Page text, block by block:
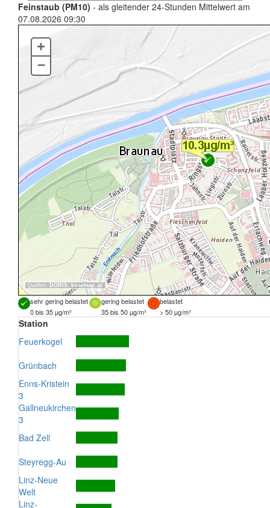
Feinstaub (PM10) - als gleitender 24-Stunden Mittelwert am
07.08.2026 09:30
Quellen: DORIS, basemap.at
+
–
sehr gering belastet gering belastet
belastet
0 bis 35 µg/m³
35 bis 50 µg/m³ > 50 µg/m³
Station
Feuerkogel
Grünbach
Enns-Kristein
3
Gallneukirchen
3
Bad Zell
Steyregg-Au
Linz-Neue
Welt
Linz-